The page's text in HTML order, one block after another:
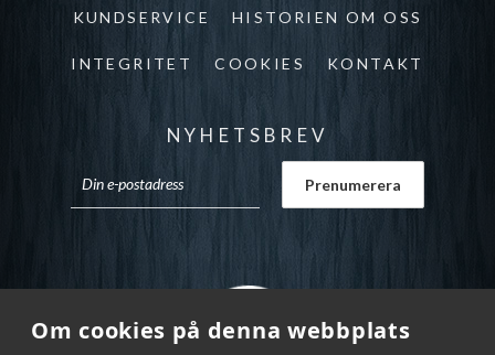
Om cookies på denna webbplats
KUNDSERVICE HISTORIEN OM OSS
INTEGRITET COOKIES KONTAKT
NYHETSBREV